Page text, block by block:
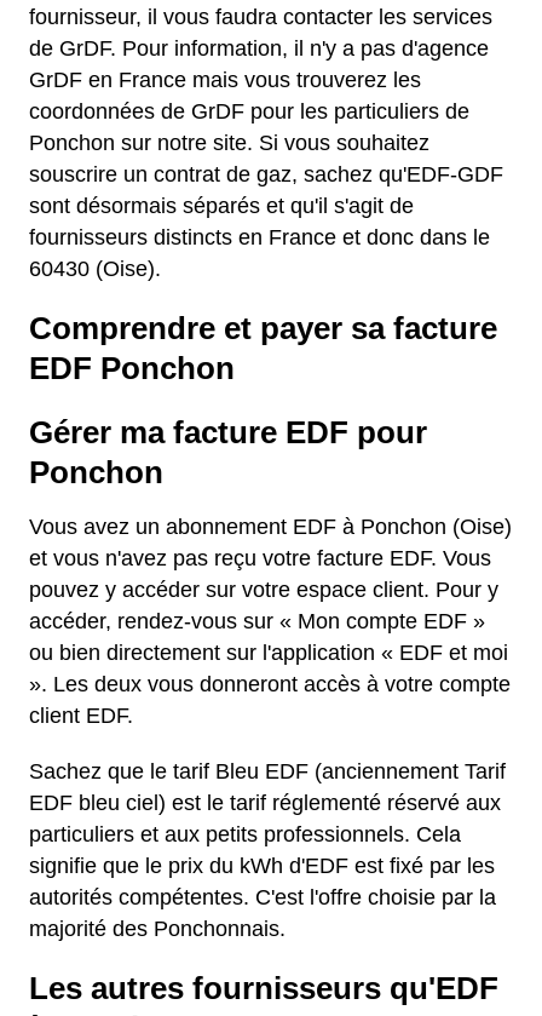
fournisseur, il vous faudra contacter les services
de GrDF. Pour information, il n'y a pas d'agence
GrDF en France mais vous trouverez les
coordonnées de GrDF pour les particuliers de
Ponchon sur notre site. Si vous souhaitez
souscrire un contrat de gaz, sachez qu'EDF-GDF
sont désormais séparés et qu'il s'agit de
fournisseurs distincts en France et donc dans le
60430 (Oise).
Comprendre et payer sa facture
EDF Ponchon
Gérer ma facture EDF pour
Ponchon
Vous avez un abonnement EDF à Ponchon (Oise)
et vous n'avez pas reçu votre facture EDF. Vous
pouvez y accéder sur votre espace client. Pour y
accéder, rendez-vous sur « Mon compte EDF »
ou bien directement sur l'application « EDF et moi
». Les deux vous donneront accès à votre compte
client EDF.
Sachez que le tarif Bleu EDF (anciennement Tarif
EDF bleu ciel) est le tarif réglementé réservé aux
particuliers et aux petits professionnels. Cela
signifie que le prix du kWh d'EDF est fixé par les
autorités compétentes. C'est l'offre choisie par la
majorité des Ponchonnais.
Les autres fournisseurs qu'EDF